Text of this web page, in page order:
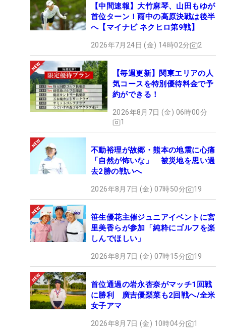
【中間速報】大竹麻琴、山田もゆが
首位ターン！雨中の高原決戦は後半
へ【マイナビ ネクヒロ第9戦】
2026年7月24日 (金) 14時02分 2
【毎週更新】関東エリアの人
気コースを特別優待料金で予
約ができる！
2026年8月7日 (金) 06時00分
1
不動裕理が故郷・熊本の地震に心痛
「自然が怖いな」 被災地を思い過
去2勝の戦いへ
2026年8月7日 (金) 07時50分 19
笹生優花主催ジュニアイベントに宮
里美香らが参加「純粋にゴルフを楽
しんでほしい」
2026年8月7日 (金) 07時15分 19
首位通過の岩永杏奈がマッチ1回戦
に勝利 廣吉優梨菜も2回戦へ/全米
女子アマ
2026年8月7日 (金) 10時04分 1